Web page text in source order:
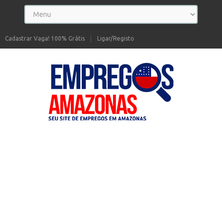
Ligar/Registo
Cadastrar Vaga! 100% Grátis